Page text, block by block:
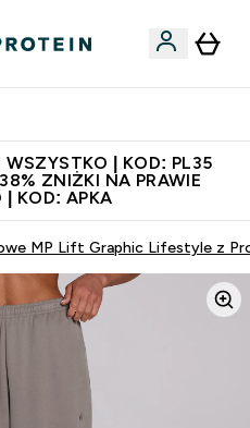
| KOD: PL35
ZNIŻKI NA PRAWIE
| KOD: APKA
MP Lift Graphic Lifestyle z